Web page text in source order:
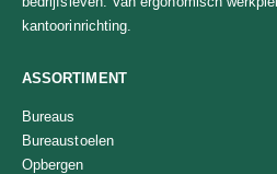
kantoorinrichting.
ASSORTIMENT
Bureaus
Bureaustoelen
Opbergen